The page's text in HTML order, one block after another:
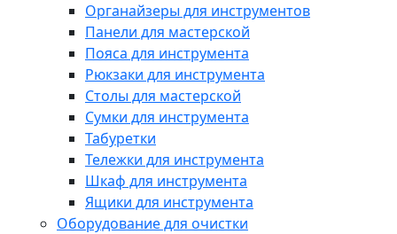
Органайзеры для инструментов
Панели для мастерской
Пояса для инструмента
Рюкзаки для инструмента
Столы для мастерской
Сумки для инструмента
Табуретки
Тележки для инструмента
Шкаф для инструмента
Ящики для инструмента
Оборудование для очистки